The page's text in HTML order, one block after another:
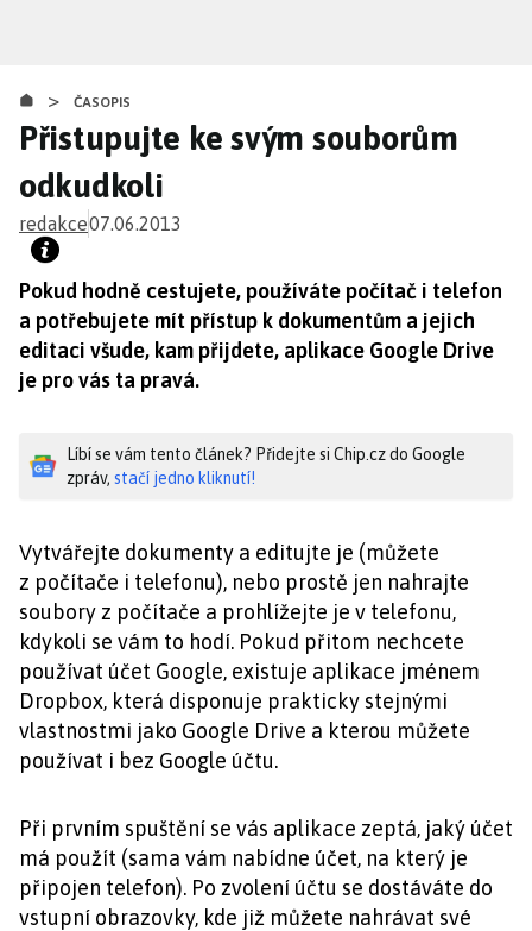
obsahu
> ČASOPIS
Přistupujte ke svým souborům
odkudkoli
redakce07.06.2013
Pokud hodně cestujete, používáte počítač i telefon
a potřebujete mít přístup k dokumentům a jejich
editaci všude, kam přijdete, aplikace Google Drive
je pro vás ta pravá.
Líbí se vám tento článek? Přidejte si Chip.cz do Google
zpráv, stačí jedno kliknutí!
Vytvářejte dokumenty a editujte je (můžete
z počítače i telefonu), nebo prostě jen nahrajte
soubory z počítače a prohlížejte je v telefonu,
kdykoli se vám to hodí. Pokud přitom nechcete
používat účet Google, existuje aplikace jménem
Dropbox, která disponuje prakticky stejnými
vlastnostmi jako Google Drive a kterou můžete
používat i bez Google účtu.
Při prvním spuštění se vás aplikace zeptá, jaký účet
má použít (sama vám nabídne účet, na který je
připojen telefon). Po zvolení účtu se dostáváte do
vstupní obrazovky, kde již můžete nahrávat své